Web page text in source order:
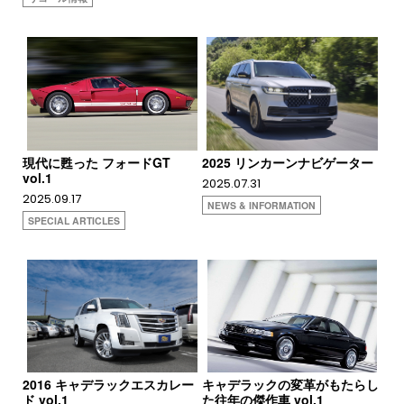
現代に甦った フォードGT
vol.1
2025.09.17
SPECIAL ARTICLES
2025 リンカーンナビゲーター
2025.07.31
NEWS & INFORMATION
2016 キャデラックエスカレー
ド vol.1
キャデラックの変革がもたらし
た往年の傑作車 vol.1